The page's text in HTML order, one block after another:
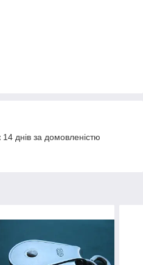
днів за домовленістю